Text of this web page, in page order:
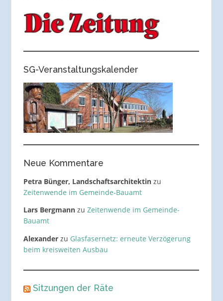
SG-Veranstaltungskalender
Neue Kommentare
Petra Bünger, Landschaftsarchitektinzu
Zeitenwende im Gemeinde-Bauamt
Lars Bergmannzu Zeitenwende im Gemeinde-
Bauamt
Alexanderzu Glasfasernetz: erneute Verzögerung
beim kreisweiten Ausbau
Sitzungen der Räte